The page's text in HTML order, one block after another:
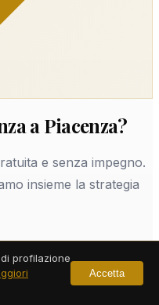
a Piacenza?
e senza impegno.
insieme la strategia
profilazione
Accetta